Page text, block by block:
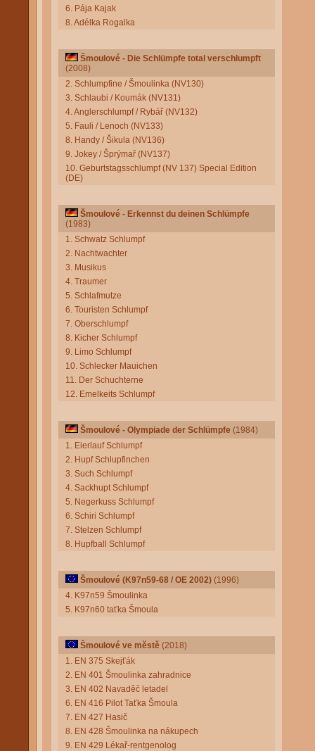
6. Pája Kajak
8. Adélka Rogalka
Šmoulové - Die Schlümpfe total verschlumpft
(2008)
2. Schlumpfine / Šmoulinka (NV130)
3. Schlaubi / Koumák (NV131)
4. Anglerschlumpf / Rybář (NV132)
5. Fauli / Lenoch (NV133)
8. Handy / Šikula (NV136)
9. Jokey / Šprýmař (NV137)
10. Geburtstagsschlumpf (NV 137) Special Edition
(DE)
Šmoulové - Erkennst du deinen Schlümpfe
(1983)
1. Schwatz Schlumpf
2. Nachtwachter
3. Musikus
4. Traumer
5. Schlafmutze
6. Touristen Schlumpf
7. Oberschlumpf
8. Kicher Schlumpf
9. Limo Schlumpf
10. Schlecker Mauichen
11. Der Schuchterne
12. Emelkeits Schlumpf
Šmoulové - Olympiade der Schlümpfe (1984)
1. Eierlauf Schlumpf
2. Hupf Schlupfinchen
3. Such Schlumpf
4. Sackhupt Schlumpf
5. Negerkuss Schlumpf
6. Schiri Schlumpf
7. Stelzen Schlumpf
8. Hupfball Schlumpf
Šmoulové (K97n59-68 / OE 2002) (1996)
4. K97n59 Šmoulinka
5. K97n60 taťka Šmoula
Šmoulové ve městě (2018)
1. EN 375 Skejťák
2. EN 401 Šmoulinka zahradnice
3. EN 402 Navaděč letadel
6. EN 416 Pilot Taťka Šmoula
7. EN 427 Hasič
8. EN 428 Šmoulinka na nákupech
9. EN 429 Lékař-rentgenolog